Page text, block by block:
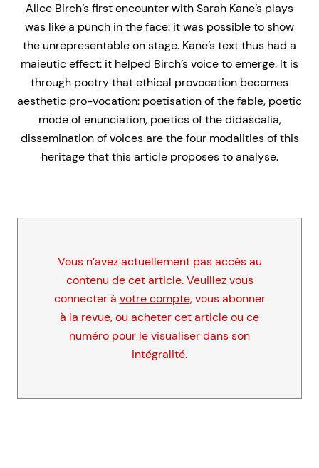
Alice Birch’s first encounter with Sarah Kane’s plays
was like a punch in the face: it was possible to show
the unrepresentable on stage. Kane’s text thus had a
maieutic effect: it helped Birch’s voice to emerge. It is
through poetry that ethical provocation becomes
aesthetic pro-vocation: poetisation of the fable, poetic
mode of enunciation, poetics of the didascalia,
dissemination of voices are the four modalities of this
heritage that this article proposes to analyse.
Vous n’avez actuellement pas accès au
contenu de cet article. Veuillez vous
connecter à votre compte, vous abonner
à la revue, ou acheter cet article ou ce
numéro pour le visualiser dans son
intégralité.